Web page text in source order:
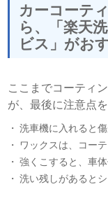
カーコーテ
ら、「楽天
ビス」がお
ここまでコーティ
が、最後に注意点
洗車機に入れると傷
ワックスは、コー
強くこすると、車体
洗い残しがあると